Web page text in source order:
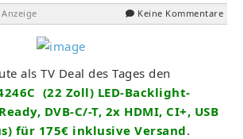
Keine Kommentare
als TV Deal des Tages den
(22 Zoll) LED-Backlight-
DVB-C/-T, 2x HDMI, CI+, USB
für 175€ inklusive Versand.